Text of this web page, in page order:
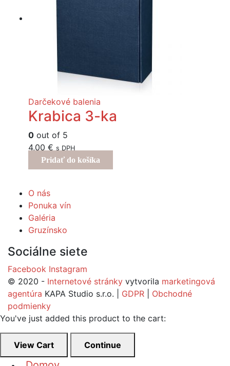
Darčekové balenia
Krabica 3-ka
0 out of 5
4,00 € s DPH
Pridať do košíka
O nás
Ponuka vín
Galéria
Gruzínsko
Sociálne siete
Facebook Instagram
© 2020 - Internetové stránky vytvorila marketingová
agentúra KAPA Studio s.r.o. | GDPR
Obchodné
podmienky
You've just added this product to the cart:
View Cart Continue